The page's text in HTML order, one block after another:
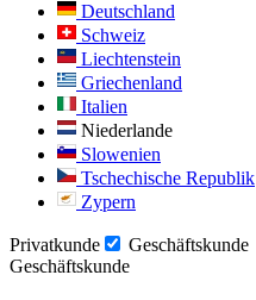
Deutschland
Schweiz
Liechtenstein
Griechenland
Italien
Niederlande
Slowenien
Tschechische Republik
Zypern
Privatkunde
Geschäftskunde
Geschäftskunde